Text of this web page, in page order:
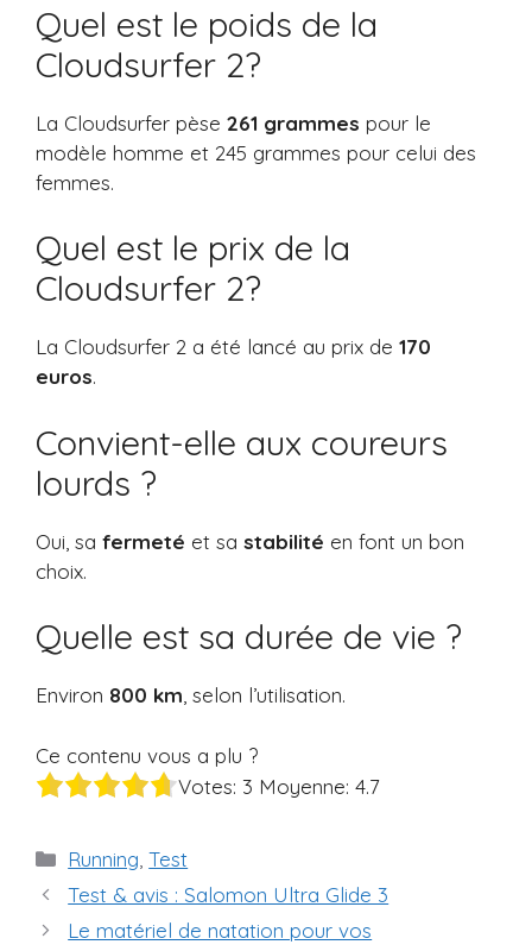
Quel est le poids de la
Cloudsurfer 2?
La Cloudsurfer pèse 261 grammes pour le
modèle homme et 245 grammes pour celui des
femmes.
Quel est le prix de la
Cloudsurfer 2?
La Cloudsurfer 2 a été lancé au prix de 170
euros.
Convient-elle aux coureurs
lourds ?
Oui, sa fermeté et sa stabilité en font un bon
choix.
Quelle est sa durée de vie ?
Environ 800 km, selon l’utilisation.
Ce contenu vous a plu ?
Votes: 3 Moyenne: 4.7
Catégories
Running ,Test
Test & avis : Salomon Ultra Glide 3
Le matériel de natation pour vos